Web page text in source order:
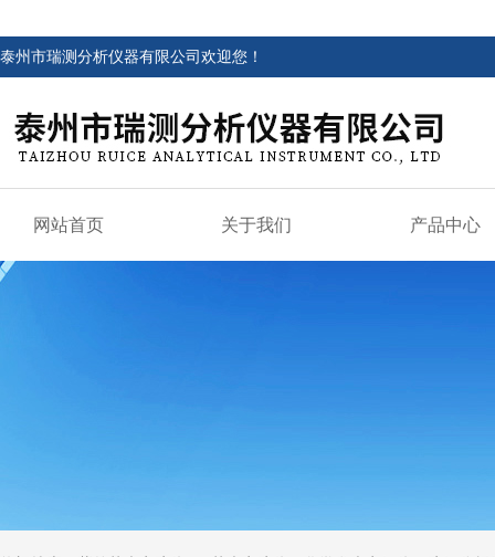
泰州市瑞测分析仪器有限公司欢迎您！
网站首页 关于我们 产品中心